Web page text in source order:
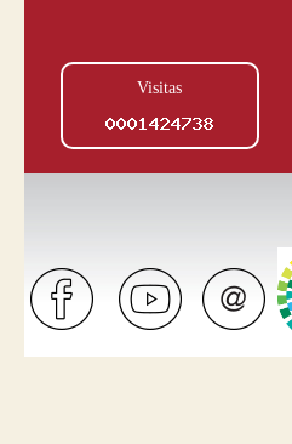
Visitas